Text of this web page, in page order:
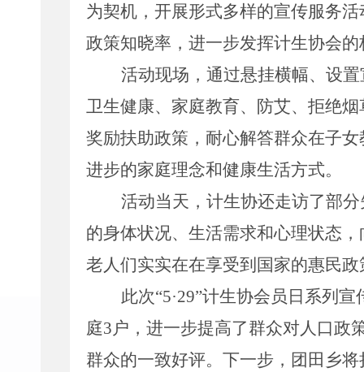
为契机，开展形式多样的宣传服务
政策知晓率，进一步发挥计生协会
活动现场，通过悬挂横幅、设
卫生健康、家庭教育、防艾、拒绝
奖励扶助政策，耐心解答群众在子
进步的家庭理念和健康生活方式。
活动当天，计生协还走访了部
的身体状况、生活需求和心理状态
老人们实实在在享受到国家的惠民政
此次“5·29”计生协会员日系列宣
庭3户，进一步提高了群众对人口政
群众的一致好评。下一步，团田乡